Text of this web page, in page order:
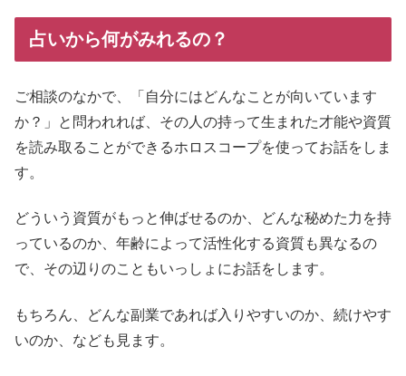
占いから何がみれるの？
ご相談のなかで、「自分にはどんなことが向いています
か？」と問われれば、その人の持って生まれた才能や資質
を読み取ることができるホロスコープを使ってお話をしま
す。
どういう資質がもっと伸ばせるのか、どんな秘めた力を持
っているのか、年齢によって活性化する資質も異なるの
で、その辺りのこともいっしょにお話をします。
もちろん、どんな副業であれば入りやすいのか、続けやす
いのか、なども見ます。